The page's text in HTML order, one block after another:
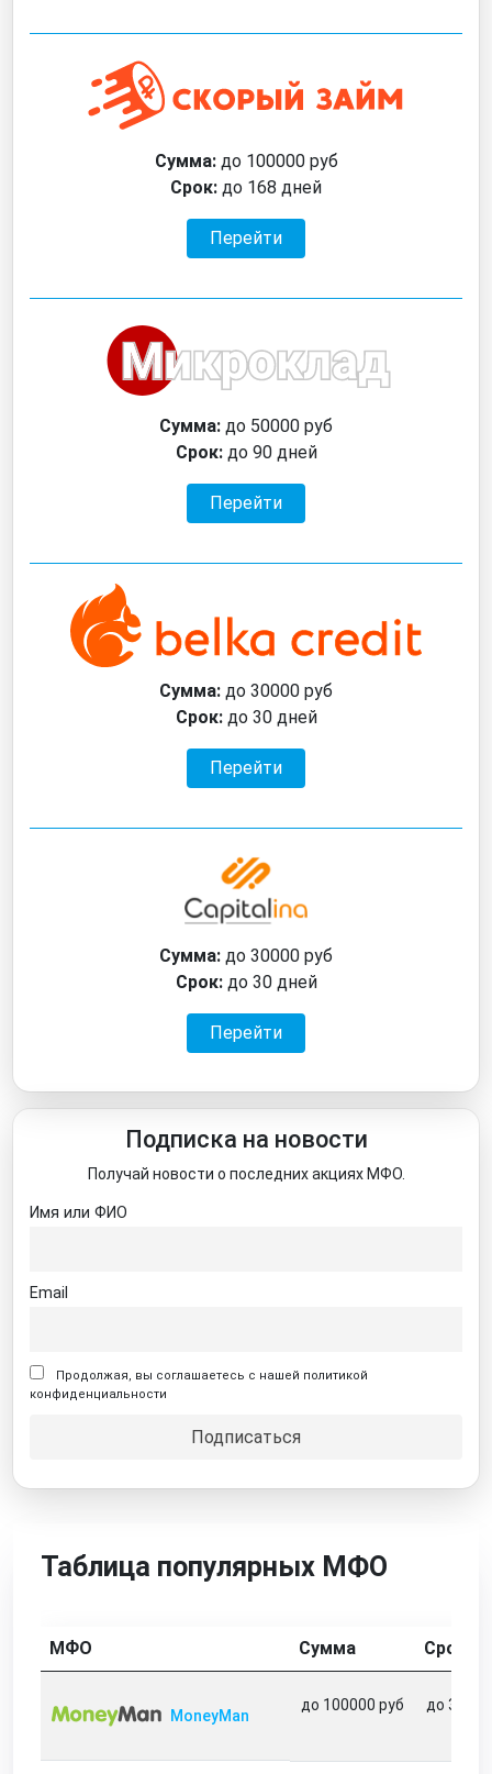
Сумма:до 100000 руб
Срок: до 168 дней
Перейти
Сумма: до 50000 руб
Срок:до 90 дней
Перейти
Сумма: до 30000 руб
Срок:до 30 дней
Перейти
Сумма: до 30000 руб
Срок:до 30 дней
Перейти
Подписка на новости
Получай новости о последних акциях МФО.
Имя или ФИО
Email
Продолжая, вы соглашаетесь с нашей политикой
конфиденциальности
Таблица популярных МФО
МФО Сумма Срок
MoneyMan
до 100000 руб до 365